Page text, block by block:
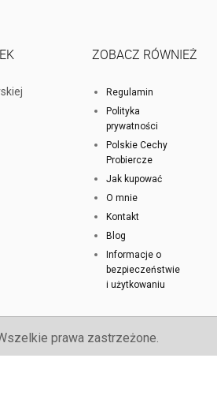
ZOBACZ RÓWNIEŻ
Regulamin
Polityka
prywatności
Polskie Cechy
Probiercze
Jak kupować
O mnie
Kontakt
Blog
Informacje o
bezpieczeństwie
i użytkowaniu
prawa zastrzeżone.